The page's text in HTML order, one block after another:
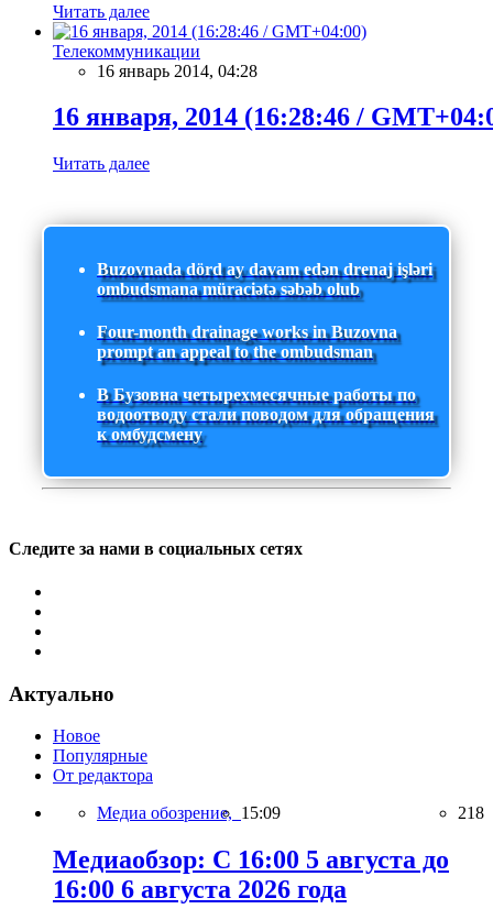
Читать далее
Телекоммуникации
16 январь 2014, 04:28
16 января, 2014 (16:28:46 /
Читать далее
Buzovnada dörd ay davam edən drenaj işləri
ombudsmana müraciətə səbəb olub
Four-month drainage works in Buzovna
prompt an appeal to the ombudsman
В Бузовна четырехмесячные работы по
водоотводу стали поводом для обращения
к омбудсмену
Следите за нами в социальных сетях
Актуально
Новое
Популярные
От редактора
Медиа обозрение, 15:09 218
Медиаобзор: С 16:00 5 августа до
16:00 6 августа 2026 года